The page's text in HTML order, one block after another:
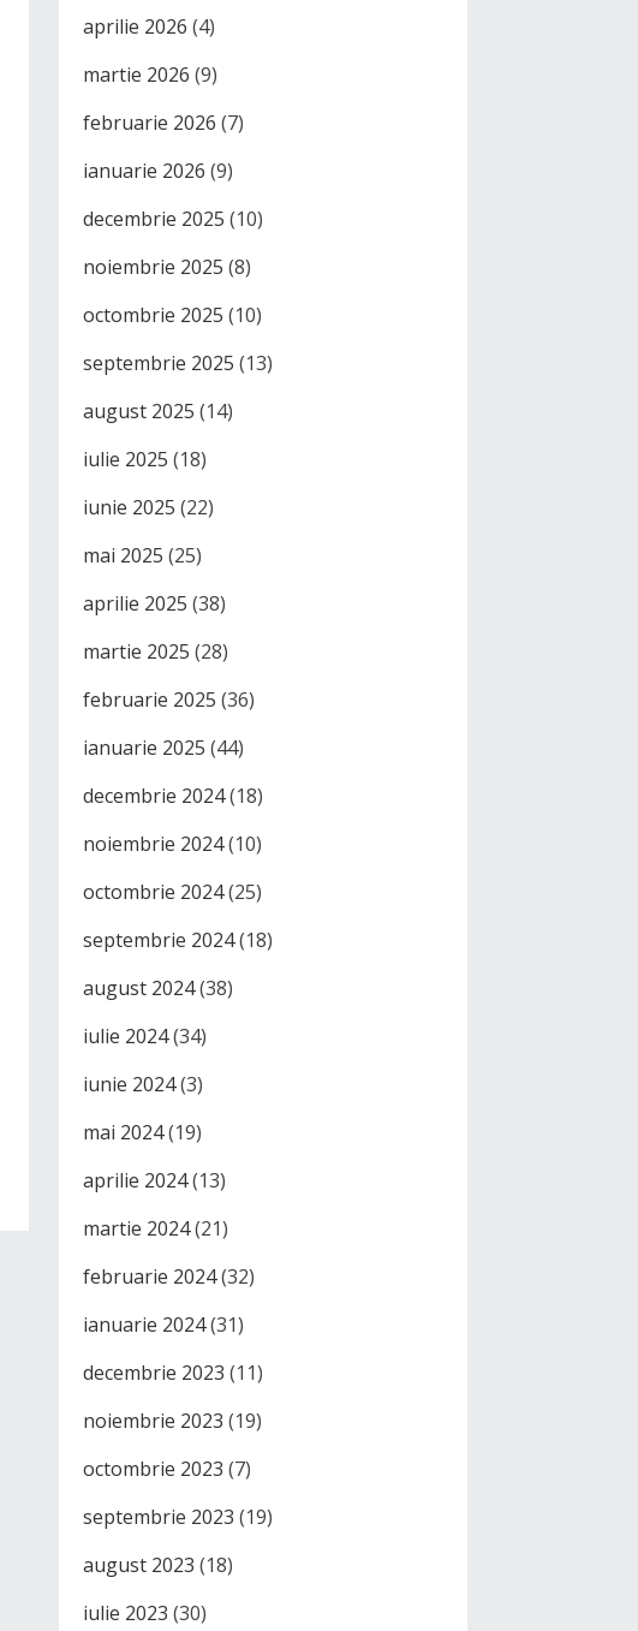
aprilie 2026 (4)
martie 2026 (9)
februarie 2026 (7)
ianuarie 2026 (9)
decembrie 2025 (10)
noiembrie 2025 (8)
octombrie 2025 (10)
septembrie 2025 (13)
august 2025 (14)
iulie 2025 (18)
iunie 2025 (22)
mai 2025 (25)
aprilie 2025 (38)
martie 2025 (28)
februarie 2025 (36)
ianuarie 2025 (44)
decembrie 2024(18)
noiembrie 2024(10)
octombrie 2024(25)
septembrie 2024(18)
august 2024(38)
iulie 2024(34)
iunie 2024(3)
mai 2024(19)
aprilie 2024(13)
martie 2024(21)
februarie 2024(32)
ianuarie 2024(31)
decembrie 2023 (11)
noiembrie 2023 (19)
octombrie 2023 (7)
septembrie 2023 (19)
august 2023 (18)
iulie 2023 (30)